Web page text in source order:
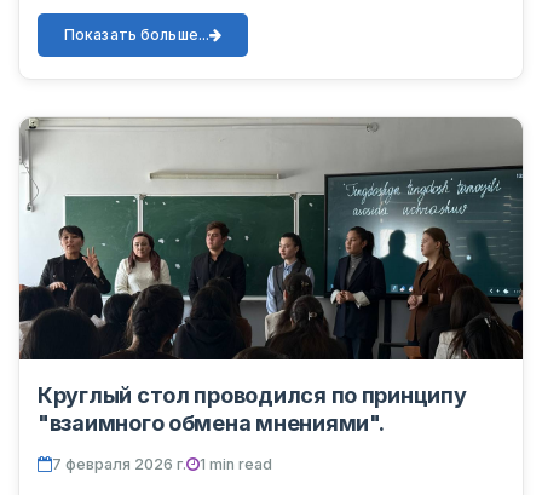
Показать больше...
Круглый стол проводился по принципу
"взаимного обмена мнениями".
7 февраля 2026 г. 1 min read